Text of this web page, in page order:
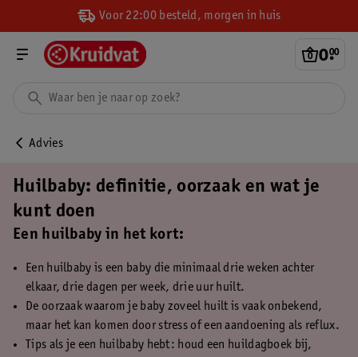
Voor 22:00 besteld, morgen in huis
0.
00
Advies
Huilbaby: definitie, oorzaak en wat je
kunt doen
Een huilbaby in het kort:
Een huilbaby is een baby die minimaal drie weken achter
elkaar, drie dagen per week, drie uur huilt.
De oorzaak waarom je baby zoveel huilt is vaak onbekend,
maar het kan komen door stress of een aandoening als reflux.
Tips als je een huilbaby hebt: houd een huildagboek bij,